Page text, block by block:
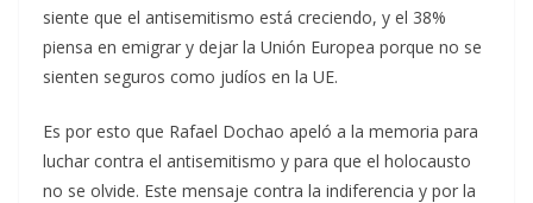
siente que el antisemitismo está creciendo, y el 38%
piensa en emigrar y dejar la Unión Europea porque no se
sienten seguros como judíos en la UE.
Es por esto que Rafael Dochao apeló a la memoria para
luchar contra el antisemitismo y para que el holocausto
no se olvide. Este mensaje contra la indiferencia y por la